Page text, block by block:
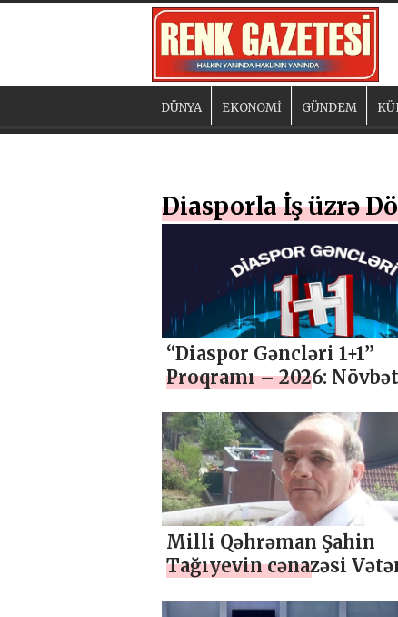
DÜNYA EKONOMİ GÜNDEM
Diasporla İş üzrə
“Diaspor Gəncləri 1+1”
Proqramı – 2026:
Milli Qəhrəman Şahin
Tağıyevin cənazəsi